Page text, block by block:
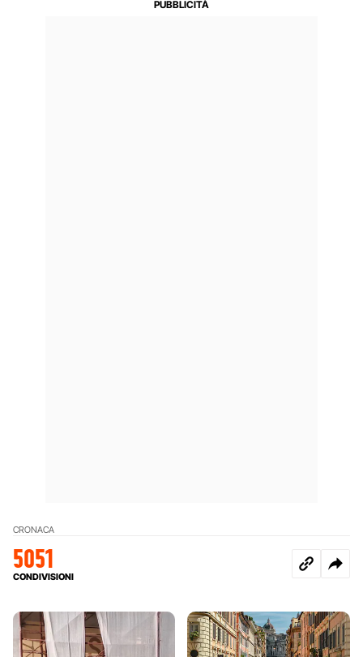
CRONACA
5051
CONDIVISIONI